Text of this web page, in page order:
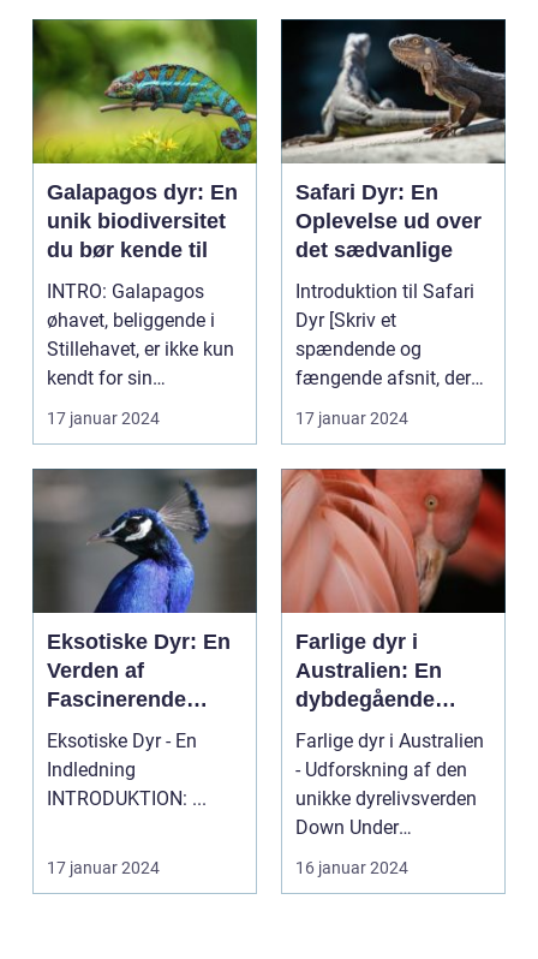
Galapagos dyr: En
unik biodiversitet
du bør kende til
INTRO: Galapagos
øhavet, beliggende i
Stillehavet, er ikke kun
kendt for sin
storslåede natur og
bet...
17 januar 2024
Safari Dyr: En
Oplevelse ud over
det sædvanlige
Introduktion til Safari
Dyr [Skriv et
spændende og
fængende afsnit, der
får læserens interesse
ved ...
17 januar 2024
Eksotiske Dyr: En
Verden af
Fascinerende
Skabninger
Eksotiske Dyr - En
Indledning
INTRODUKTION: ...
17 januar 2024
Farlige dyr i
Australien: En
dybdegående
analyse
Farlige dyr i Australien
- Udforskning af den
unikke dyrelivsverden
Down Under
Indledning: Australi...
16 januar 2024